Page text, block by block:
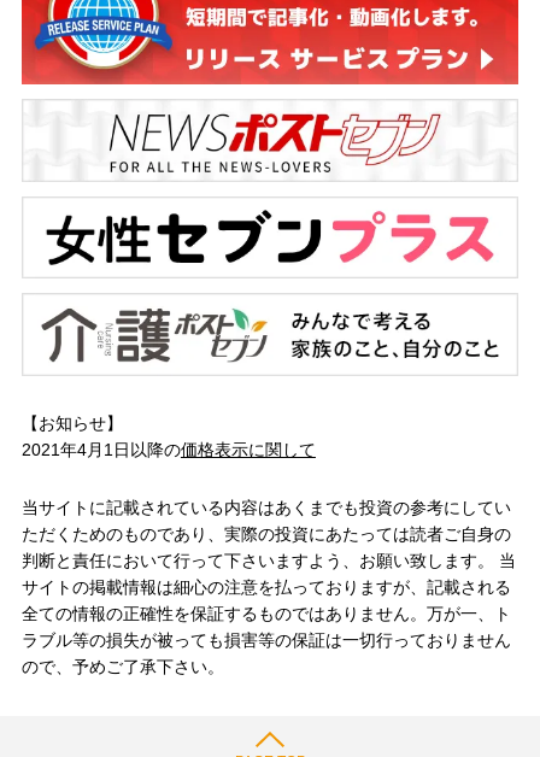
【お知らせ】
2021年4月1日以降の価格表示に関して
当サイトに記載されている内容はあくまでも投資の参考にしてい
ただくためのものであり、実際の投資にあたっては読者ご自身の
判断と責任において行って下さいますよう、お願い致します。 当
サイトの掲載情報は細心の注意を払っておりますが、記載される
全ての情報の正確性を保証するものではありません。万が一、ト
ラブル等の損失が被っても損害等の保証は一切行っておりません
ので、予めご了承下さい。